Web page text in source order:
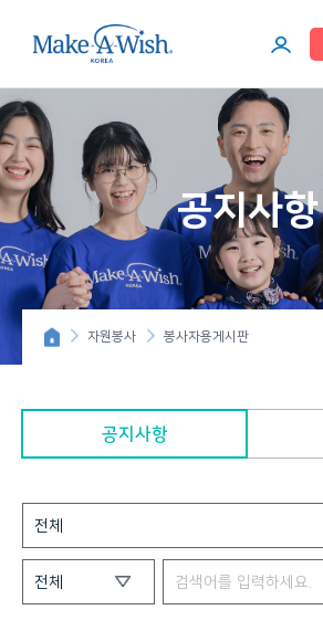
이
지
공지사항
자원봉사 봉사자용게시판
공지사항